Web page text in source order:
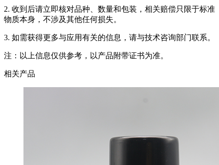
2. 收到后请立即核对品种、数量和包装，相关赔偿只限于标准
物质本身，不涉及其他任何损失。
3. 如需获得更多与应用有关的信息，请与技术咨询部门联系。
注：以上信息仅供参考，以产品附带证书为准。
相关产品